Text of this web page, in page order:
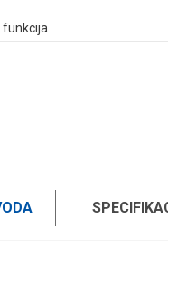
funkcija